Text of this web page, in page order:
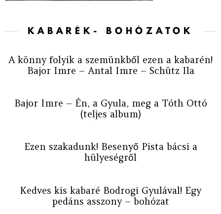
KABARÉK- BOHÓZATOK
A könny folyik a szemünkből ezen a kabarén!
Bajor Imre – Antal Imre – Schütz Ila
Bajor Imre – Én, a Gyula, meg a Tóth Ottó
(teljes album)
Ezen szakadunk! Besenyő Pista bácsi a
hülyeségről
Kedves kis kabaré Bodrogi Gyulával! Egy
pedáns asszony – bohózat